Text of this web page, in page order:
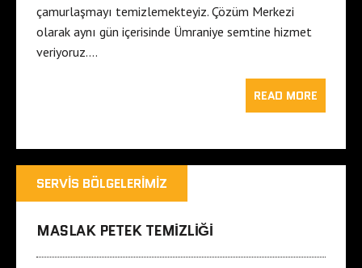
çamurlaşmayı temizlemekteyiz. Çözüm Merkezi
olarak aynı gün içerisinde Ümraniye semtine hizmet
veriyoruz….
READ MORE
SERVIS BÖLGELERIMIZ
MASLAK PETEK TEMIZLIĞI